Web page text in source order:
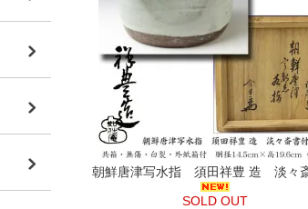
朝鮮唐津写水指 須田祥豊 造 淡々
SOLD OUT